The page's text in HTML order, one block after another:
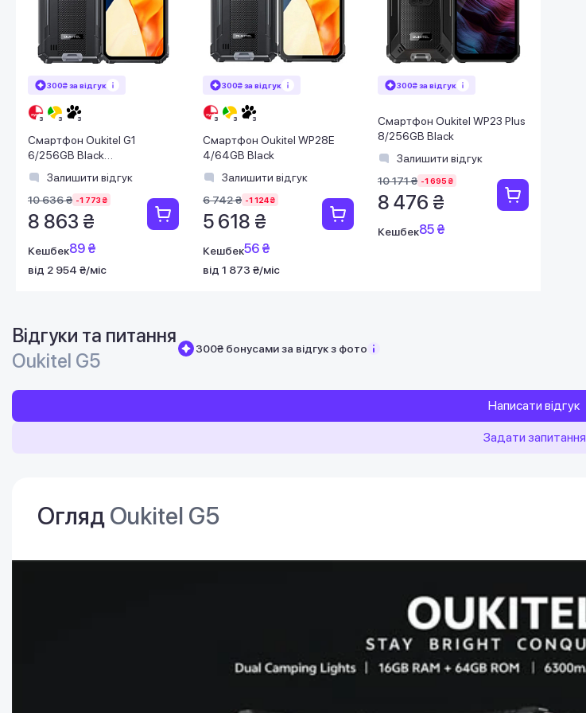
300₴ за відгук
Смартфон Oukitel G1
6/256GB Black
(6931940757874)
Залишити відгук
10 636 ₴ -1 773 ₴
8 863 ₴
Кешбек89 ₴
від 2 954 ₴/міс
300₴ за відгук
Смартфон Oukitel WP28E
4/64GB Black
Залишити відгук
6 742 ₴ -1 124 ₴
5 618 ₴
Кешбек56 ₴
від 1 873 ₴/міс
300₴ за відгук
Смартфон Oukitel WP23 Plus
8/256GB Black
Залишити відгук
10 171 ₴ -1 695 ₴
8 476 ₴
Кешбек85 ₴
Відгуки та питання
Oukitel G5
300₴ бонусами за відгук з фото
Написати відгук
Задати запитання
ОглядOukitel G5